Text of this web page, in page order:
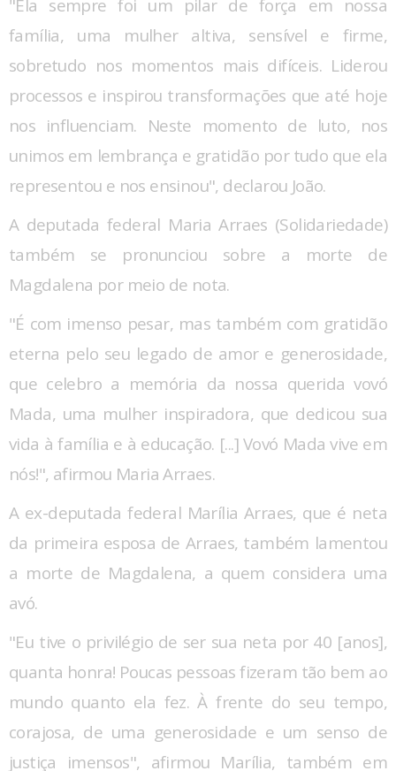
"Ela sempre foi um pilar de força em nossa
família, uma mulher altiva, sensível e firme,
sobretudo nos momentos mais difíceis. Liderou
processos e inspirou transformações que até hoje
nos influenciam. Neste momento de luto, nos
unimos em lembrança e gratidão por tudo que ela
representou e nos ensinou", declarou João.
A deputada federal Maria Arraes (Solidariedade)
também se pronunciou sobre a morte de
Magdalena por meio de nota.
"É com imenso pesar, mas também com gratidão
eterna pelo seu legado de amor e generosidade,
que celebro a memória da nossa querida vovó
Mada, uma mulher inspiradora, que dedicou sua
vida à família e à educação. [...] Vovó Mada vive em
nós!", afirmou Maria Arraes.
A ex-deputada federal Marília Arraes, que é neta
da primeira esposa de Arraes, também lamentou
a morte de Magdalena, a quem considera uma
avó.
"Eu tive o privilégio de ser sua neta por 40 [anos],
quanta honra! Poucas pessoas fizeram tão bem ao
mundo quanto ela fez. À frente do seu tempo,
corajosa, de uma generosidade e um senso de
justiça imensos", afirmou Marília, também em